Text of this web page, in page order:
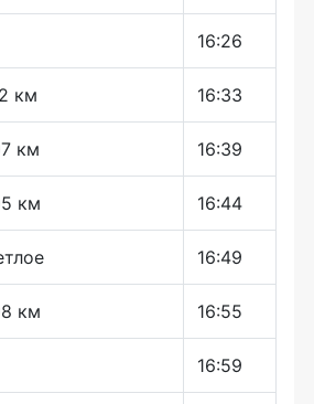
16:26
км 16:33
км 16:39
км 16:44
16:49
км 16:55
16:59